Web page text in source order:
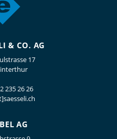
& CO. AG
17
235 26 26
AG